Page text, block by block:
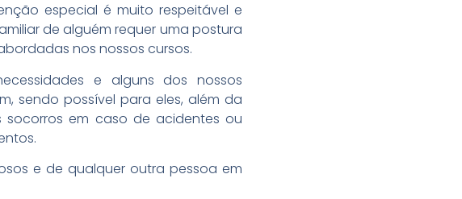
especial é muito respeitável e
de alguém requer uma postura
nos nossos cursos.
e alguns dos nossos
sendo possível para eles, além da
socorros em caso de acidentes ou
e de qualquer outra pessoa em